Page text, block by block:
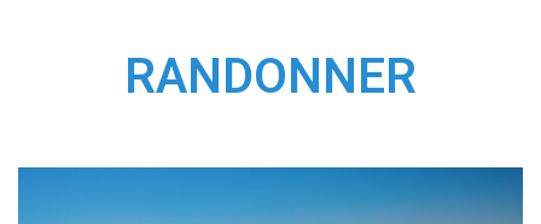
RANDONNER